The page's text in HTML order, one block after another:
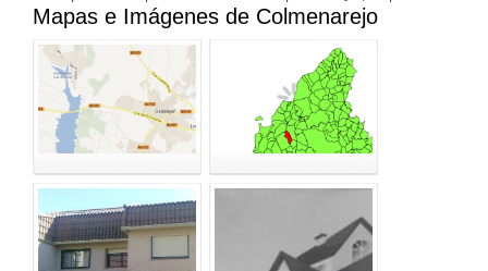
Mapas e Imágenes de Colmenarejo